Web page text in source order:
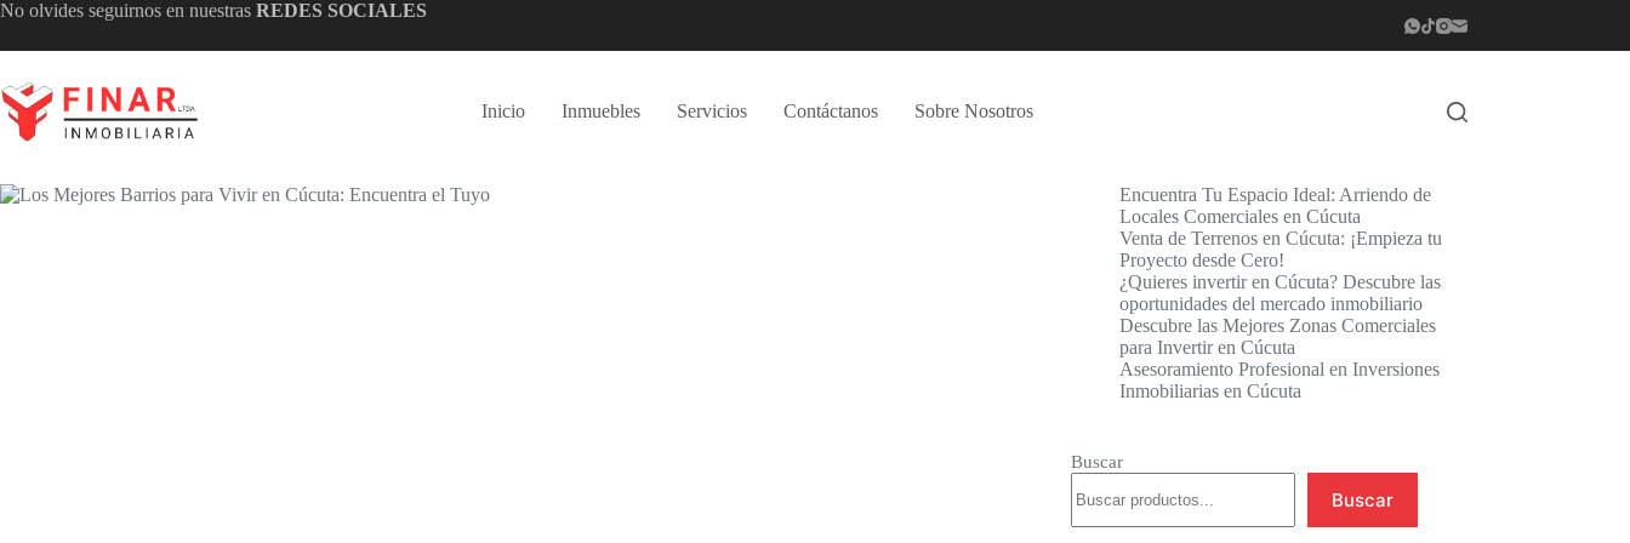
Saltar
contenido
No olvides seguirnos en nuestras REDES SOCIALES
Inicio Inmuebles Servicios Contáctanos Sobre Nosotros
Encuentra Tu Espacio Ideal: Arriendo de
Locales Comerciales en Cúcuta
Venta de Terrenos en Cúcuta: ¡Empieza tu
Proyecto desde Cero!
¿Quieres invertir en Cúcuta? Descubre las
oportunidades del mercado inmobiliario
Descubre las Mejores Zonas Comerciales
para Invertir en Cúcuta
Asesoramiento Profesional en Inversiones
Inmobiliarias en Cúcuta
Buscar
Buscar